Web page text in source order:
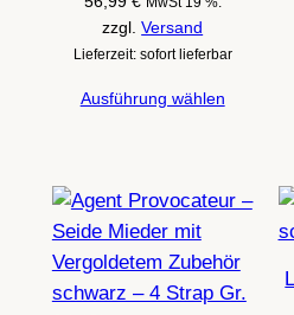
zzgl.Versand
Lieferzeit: sofort lieferbar
Ausführung wählen